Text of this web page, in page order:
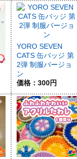
YORO SEVEN
CATS 缶バッジ 第
2弾 制服バージョ
ン
価格：300円